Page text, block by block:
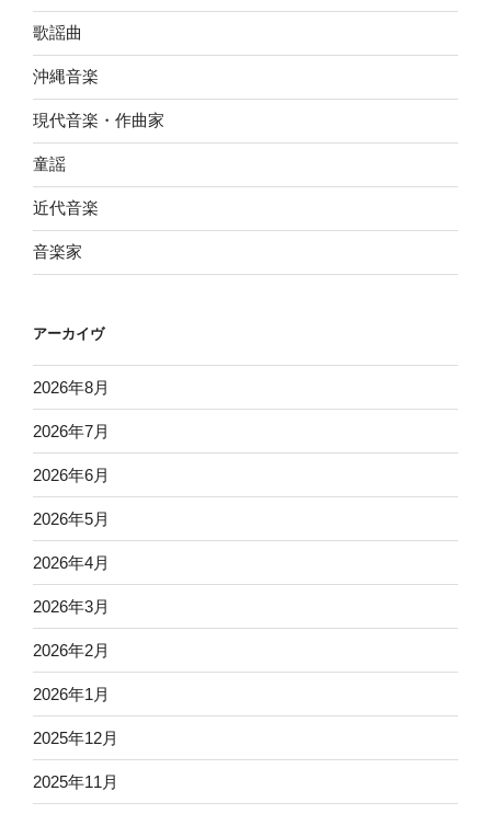
歌謡曲
沖縄音楽
現代音楽・作曲家
童謡
近代音楽
音楽家
アーカイヴ
2026年8月
2026年7月
2026年6月
2026年5月
2026年4月
2026年3月
2026年2月
2026年1月
2025年12月
2025年11月